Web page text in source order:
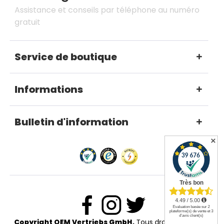
✕
Assistance et conseils par téléphone au numéro
gratuit
Service de boutique
Informations
Bulletin d'information